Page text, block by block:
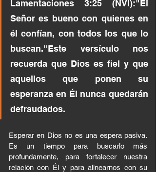
Lamentaciones 3:25 (NVI):"El
Señor es bueno con quienes en
él confían, con todos los que lo
buscan."Este versículo nos
recuerda que Dios es fiel y que
aquellos que ponen su
esperanza en Él nunca quedarán
defraudados.
Esperar en Dios no es una espera pasiva.
Es un tiempo para buscarlo más
profundamente, para fortalecer nuestra
relación con Él y para alinearnos con su